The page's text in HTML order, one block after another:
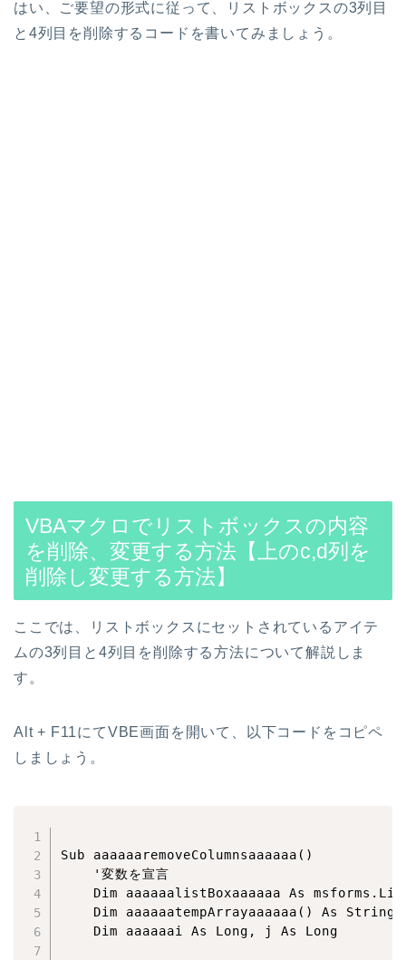
はい、ご要望の形式に従って、リストボックスの3列目
と4列目を削除するコードを書いてみましょう。
VBAマクロでリストボックスの内容
を削除、変更する方法【上のc,d列を
削除し変更する方法】
ここでは、リストボックスにセットされているアイテ
ムの3列目と4列目を削除する方法について解説しま
す。
Alt + F11にてVBE画面を開いて、以下コードをコピペ
しましょう。
Sub aaaaaaremoveColumnsaaaaaa()
    '変数を宣言
Dim aaaaaalistBoxaaaaaa As
    Dim aaaaaatempArrayaaaaaa() As String
    Dim aaaaaai As Long, j As Long